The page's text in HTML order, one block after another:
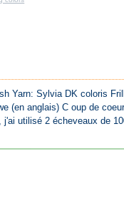
Yarn: Sylvia DK coloris
(en anglais) C oup de
utilisé 2 écheveaux de